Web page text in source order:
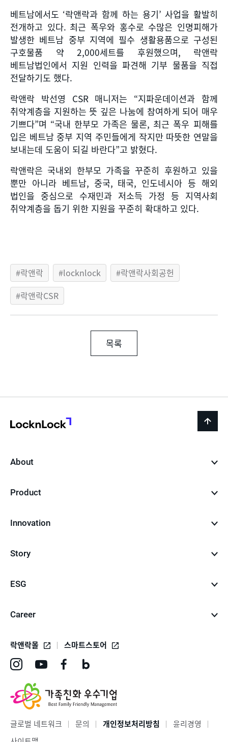
베트남에서도 ‘락앤락과 함께 하는 용기’ 사업을 활발히
전개하고 있다. 최근 폭우와 홍수로 수많은 인명피해가
발생한 베트남 중부 지역에 필수 생활용품으로 구성된
구호물품 약 2,000세트를 후원했으며, 락앤락
베트남법인에서 지원 인력을 파견해 기부 물품을 직접
전달하기도 했다.
락앤락 박선영 CSR 매니저는 “지파운데이션과 함께
취약계층을 지원하는 뜻 깊은 나눔에 참여하게 되어 매우
기쁘다”며 “국내 한부모 가족은 물론, 최근 폭우 피해를
입은 베트남 중부 지역 주민들에게 작지만 따뜻한 연말을
보내는데 도움이 되길 바란다”고 밝혔다.
락앤락은 국내외 한부모 가족을 꾸준히 후원하고 있을
뿐만 아니라 베트남, 중국, 태국, 인도네시아 등 해외
법인을 중심으로 수재민과 저소득 가정 등 지역사회
취약계층을 돕기 위한 지원을 꾸준히 확대하고 있다.
락앤락 locknlock
락앤락사회공헌
락앤락CSR
목록
back
About
Product
Innovation
Story
ESG
Career
락앤락몰 스마트스토어
스
타
램
브
로
스
바
버
로
글로벌 네트워크 문의 개인정보처리방침
윤리경영